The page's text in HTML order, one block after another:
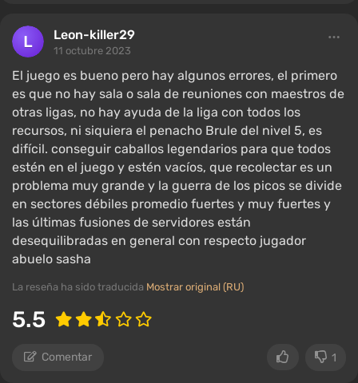
Leon-killer29
11 octubre 2023
El juego es bueno pero hay algunos errores, el primero
es que no hay sala o sala de reuniones con maestros de
otras ligas, no hay ayuda de la liga con todos los
recursos, ni siquiera el penacho Brule del nivel 5, es
difícil. conseguir caballos legendarios para que todos
estén en el juego y estén vacíos, que recolectar es un
problema muy grande y la guerra de los picos se divide
en sectores débiles promedio fuertes y muy fuertes y
las últimas fusiones de servidores están
desequilibradas en general con respecto jugador
abuelo sasha
La reseña ha sido traducida Mostrar original (RU)
5.5
Comentar 1